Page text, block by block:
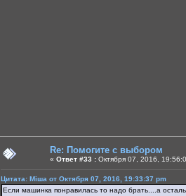
Re: Помогите с выбором
« Ответ #33 : Октября 07, 2016,
Цитата: Міша от Октября 07, 2016, 19:33:37 pm
Если машинка понравилась то надо брать....а